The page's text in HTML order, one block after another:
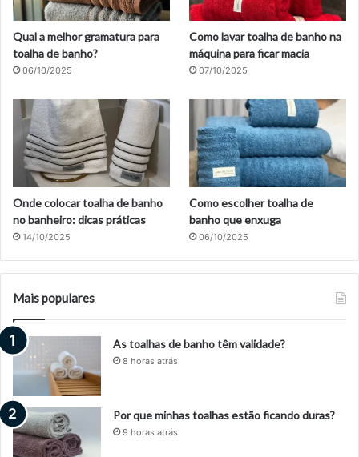
Qual a melhor gramatura para
toalha de banho?
06/10/2025
Como lavar toalha de banho na
máquina para ficar macia
07/10/2025
Onde colocar toalha de banho
no banheiro: dicas práticas
14/10/2025
Como escolher toalha de
banho que enxuga
06/10/2025
Mais populares
As toalhas de banho têm validade?
8 horas atrás
Por que minhas toalhas estão ficando duras?
9 horas atrás